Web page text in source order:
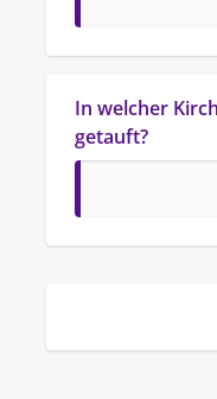
In welcher
getauft?